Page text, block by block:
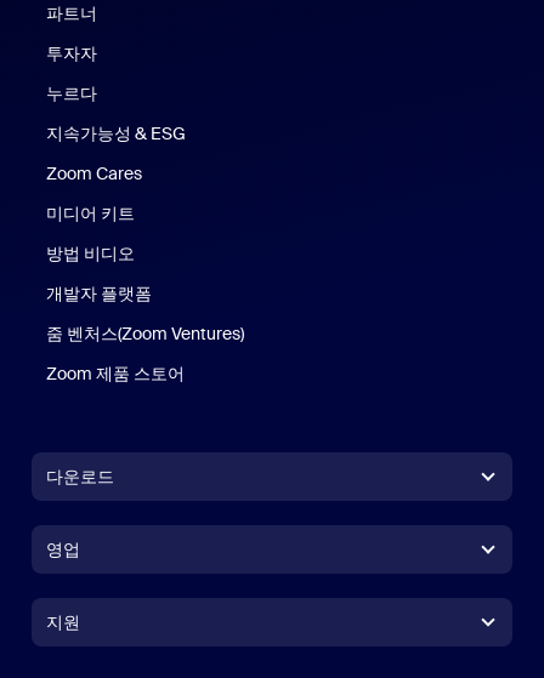
파트너
투자자
누르다
지속가능성 & ESG
Zoom Cares
미디어 키트
방법 비디오
개발자 플랫폼
줌 벤처스(Zoom Ventures)
Zoom 제품 스토어
다운로드
Zoom Rooms 앱Zoom Rooms 앱
Zoom Rooms Controller
영업
영업팀에 문의
지원
지원